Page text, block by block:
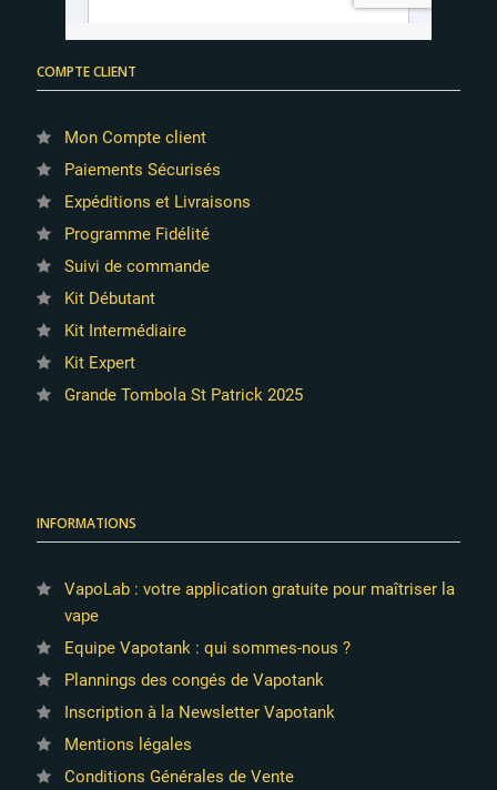
COMPTE CLIENT
Mon Compte client
Paiements Sécurisés
Expéditions et Livraisons
Programme Fidélité
Suivi de commande
Kit Débutant
Kit Intermédiaire
Kit Expert
Grande Tombola St Patrick 2025
INFORMATIONS
VapoLab : votre application gratuite pour maîtriser la
vape
Equipe Vapotank : qui sommes-nous ?
Plannings des congés de Vapotank
Inscription à la Newsletter Vapotank
Mentions légales
Conditions Générales de Vente